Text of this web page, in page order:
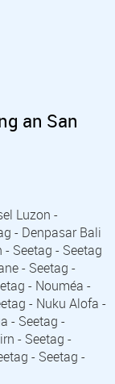
an San
Luzon -
- Denpasar Bali
Seetag - Seetag
- Seetag -
- Nouméa -
- Nuku Alofa -
- Seetag -
- Seetag -
- Seetag -